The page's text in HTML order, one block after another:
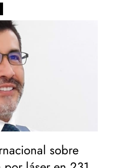
sobre